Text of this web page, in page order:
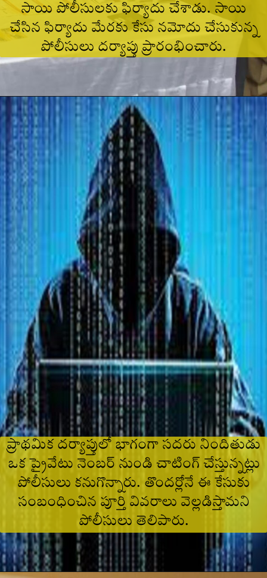
సాయి పోలీసులకు ఫిర్యాదు చేశాడు. సాయి
చేసిన ఫిర్యాదు మేరకు కేసు నమోదు చేసుకున్న
పోలీసులు దర్యాప్తు ప్రారంభించారు.
ప్రాథమిక దర్యాప్తులో భాగంగా సదరు నిందితుడు
ఒక ప్రైవేటు నెంబర్ నుండి చాటింగ్ చేస్తున్నట్లు
పోలీసులు కనుగొన్నారు. తొందర్లోనే ఈ కేసుకు
సంబంధించిన పూర్తి వివరాలు వెల్లడిస్తామని
పోలీసులు తెలిపారు.